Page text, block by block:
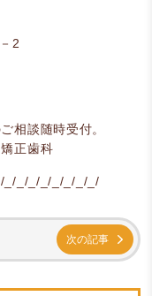
2
相談随時受付。
正歯科
_/_/_/_/_/_/_/_/
次の記事